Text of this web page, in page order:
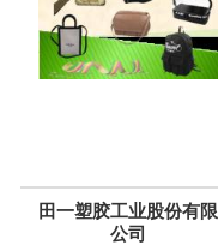
田一塑胶工业股份有限
公司